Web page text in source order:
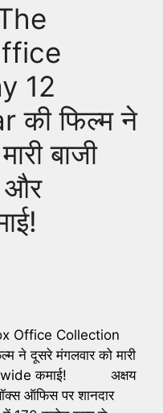
12
की फिल्म ने
बाजी
और
Office Collection
ने दूसरे मंगलवार को मारी
कमाई! अक्षय
ऑफिस पर शानदार